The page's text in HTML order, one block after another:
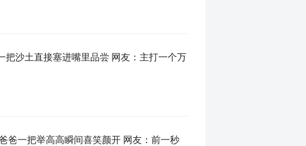
把沙土直接塞进嘴里品尝 网友：主打一个万
爸一把举高高瞬间喜笑颜开 网友：前一秒